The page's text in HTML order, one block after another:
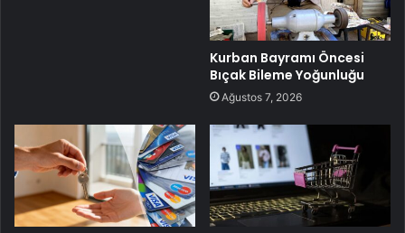
Kurban Bayramı Öncesi
Bıçak Bileme Yoğunluğu
Ağustos 7, 2026